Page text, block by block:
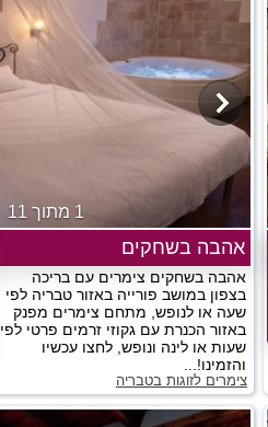
1 מתוך 11
אהבה בשחקים
אהבה בשחקים צימרים עם בריכה
בצפון במושב פורייה באזור טבריה לפי
שעה או לנופש, מתחם צימרים מפנק
באזור הכנרת עם גקוזי זרמים פרטי לפי
שעות או לינה ונופש, לחצו עכשיו
והזמינו!...
צימרים לזוגות בטבריה